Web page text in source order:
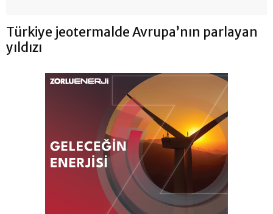
Türkiye jeotermalde Avrupa’nın parlayan
yıldızı